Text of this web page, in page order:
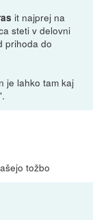
it najprej na
steti v delovni
prihoda do
je lahko tam kaj
tožbo